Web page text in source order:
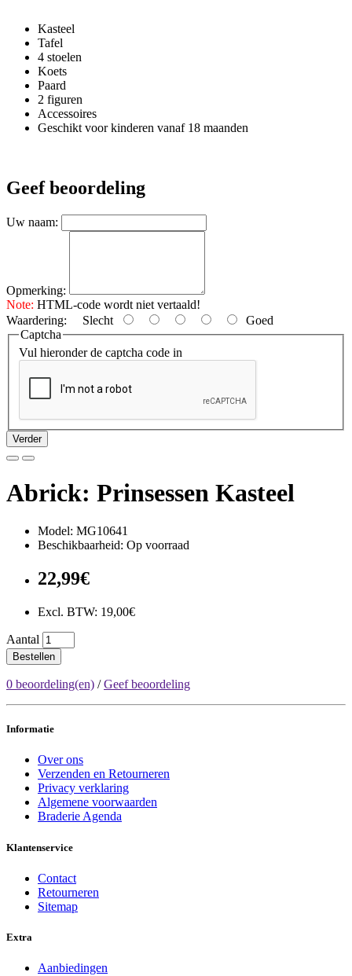
Kasteel
Tafel
4 stoelen
Koets
Paard
2 figuren
Accessoires
Geschikt voor kinderen vanaf 18 maanden
Geef beoordeling
Uw naam:
Opmerking:
Note: HTML-code wordt niet vertaald!
Waardering: Slecht
Goed
Captcha
Vul hieronder de captcha code in
Verder
Abrick: Prinsessen Kasteel
Model: MG10641
Beschikbaarheid: Op voorraad
22,99€
Excl. BTW: 19,00€
Aantal
Bestellen
0 beoordeling(en) /Geef beoordeling
Informatie
Over ons
Verzenden en Retourneren
Privacy verklaring
Algemene voorwaarden
Braderie Agenda
Klantenservice
Contact
Retourneren
Sitemap
Extra
Aanbiedingen